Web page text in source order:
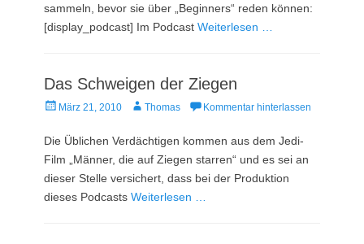
sammeln, bevor sie über „Beginners“ reden können:
[display_podcast] Im Podcast Weiterlesen …
Das Schweigen der Ziegen
Veröffentlicht
März 21, 2010 AutorThomas Kommentar hinterlassen
Die Üblichen Verdächtigen kommen aus dem Jedi-
Film „Männer, die auf Ziegen starren“ und es sei an
dieser Stelle versichert, dass bei der Produktion
dieses Podcasts Weiterlesen …